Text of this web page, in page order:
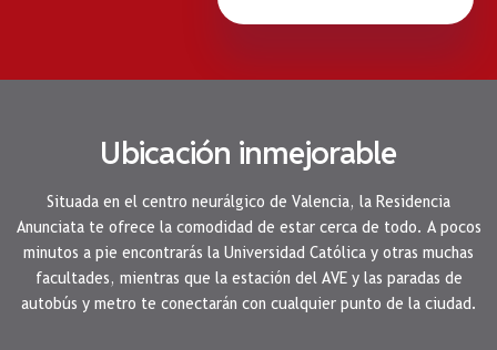
Ubicación inmejorable
Situada en el centro neurálgico de Valencia, la Residencia
Anunciata te ofrece la comodidad de estar cerca de todo. A pocos
minutos a pie encontrarás la Universidad Católica y otras muchas
facultades, mientras que la estación del AVE y las paradas de
autobús y metro te conectarán con cualquier punto de la ciudad.